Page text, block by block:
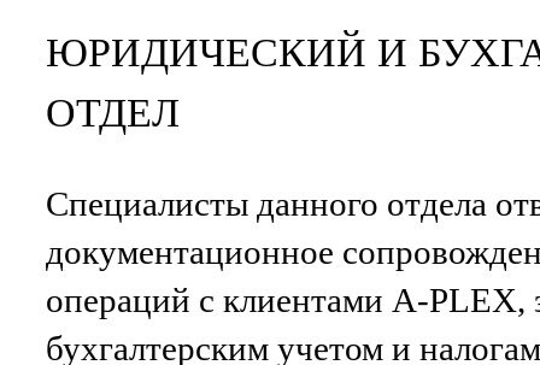
ЮРИДИЧЕСКИЙ И
ОТДЕЛ
Специалисты данного отдела
документационное
операций с клиентами A-PLEX,
бухгалтерским учетом и